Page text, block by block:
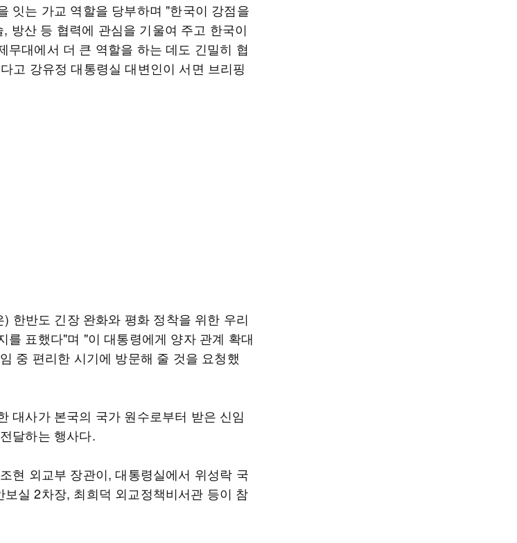
잇는 가교 역할을 당부하며 "한국이 강점을
방산 등 협력에 관심을 기울여 주고 한국이
무대에서 더 큰 역할을 하는 데도 긴밀히 협
고 강유정 대통령실 대변인이 서면 브리핑
한반도 긴장 완화와 평화 정착을 위한 우리
를 표했다"며 "이 대통령에게 양자 관계 확대
중 편리한 시기에 방문해 줄 것을 요청했
대사가 본국의 국가 원수로부터 받은 신임
달하는 행사다.
현 외교부 장관이, 대통령실에서 위성락 국
실 2차장, 최희덕 외교정책비서관 등이 참